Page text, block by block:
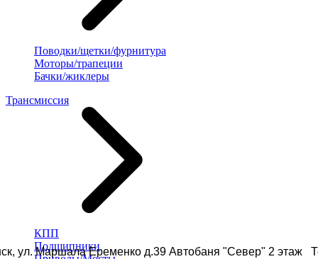
ул. Маршала Еременко д.39 Автобаня "Север" 2 этаж
Поводки/щетки/фурнитура
Моторы/трапеции
Бачки/жиклеры
Трансмиссия
КПП
Подшипники